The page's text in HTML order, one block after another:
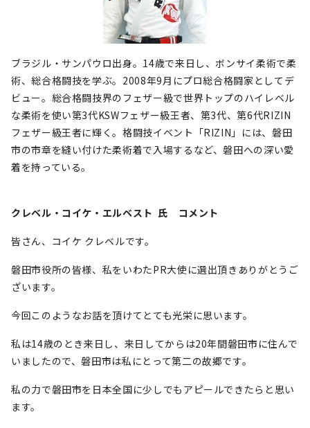
ブラジル・サンパウロ出身。14歳で来日し、ボンサイ柔術で柔
術、総合格闘技を学ぶ。2008年9月にプロ総合格闘家としてデ
ビュー。総合格闘技界のフェザー級で世界トップのハイレベル
な柔術を使い第3代KSWフェザー級王者、第3代、第6代RIZIN
フェザー級王者に輝く。格闘技イベント「RIZIN」には、磐田
市の市章を縫い付けた柔術着で入場するなど、磐田への深い愛
着を持っている。
クレベル・コイケ・エルベスト 氏 コメント
皆さん、コイケ クレベルです。
磐田市役所の皆様、私をいわたPR大使に選出頂きありがとうご
ざいます。
今回このようなお話を頂けてとても光栄に思います。
私は14歳のとき来日し、来日してからは20年間磐田市に住んで
いましたので、磐田市は私にとって第二の故郷です。
私の力で磐田市を日本全国に少しでもアピールできたらと思い
ます。